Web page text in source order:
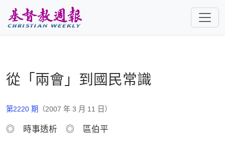
從「兩會」到國民常識
第2220 期 （2007 年 3 月 11 日）
◎ 時事透析 ◎ 區伯平